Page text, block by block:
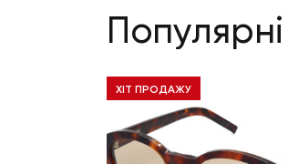
Популярні
ХІТ ПРОДАЖУ